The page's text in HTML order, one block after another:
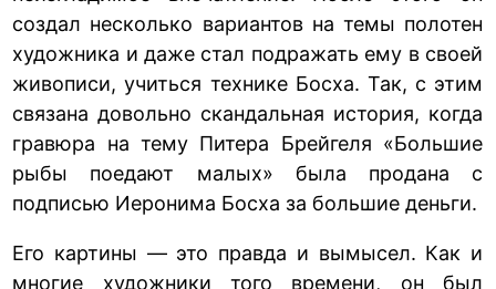
создал несколько вариантов на темы полотен
художника и даже стал подражать ему в своей
живописи, учиться технике Босха. Так, с этим
связана довольно скандальная история, когда
гравюра на тему Питера Брейгеля «Большие
рыбы поедают малых» была продана с
подписью Иеронима Босха за большие деньги.
Его картины — это правда и вымысел. Как и
многие художники того времени, он был